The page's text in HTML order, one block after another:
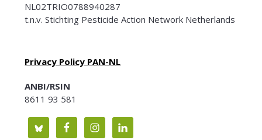
NL02TRIO0788940287
t.n.v. Stichting Pesticide Action Network Netherlands
Privacy Policy PAN-NL
ANBI/RSIN
8611 93 581